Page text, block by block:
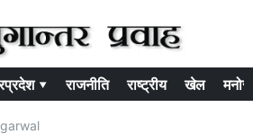
▾ राजनीति राष्ट्रीय खेल